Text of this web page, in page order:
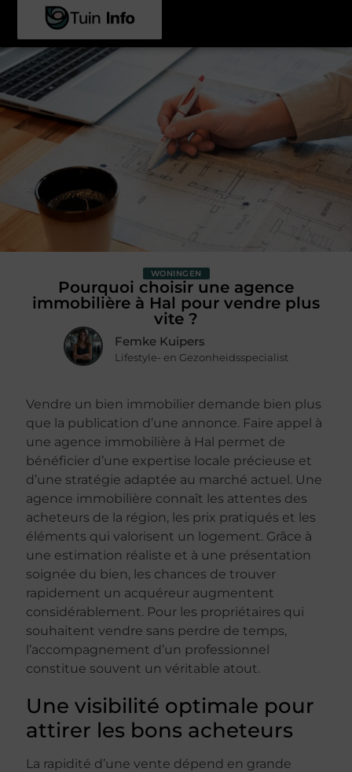
WONINGEN
Pourquoi choisir une agence
immobilière à Hal pour vendre plus
vite ?
Femke Kuipers
Lifestyle- en Gezonheidsspecialist
Vendre un bien immobilier demande bien plus
que la publication d’une annonce. Faire appel à
une agence immobilière à Hal permet de
bénéficier d’une expertise locale précieuse et
d’une stratégie adaptée au marché actuel. Une
agence immobilière connaît les attentes des
acheteurs de la région, les prix pratiqués et les
éléments qui valorisent un logement. Grâce à
une estimation réaliste et à une présentation
soignée du bien, les chances de trouver
rapidement un acquéreur augmentent
considérablement. Pour les propriétaires qui
souhaitent vendre sans perdre de temps,
l’accompagnement d’un professionnel
constitue souvent un véritable atout.
Une visibilité optimale pour
attirer les bons acheteurs
La rapidité d’une vente dépend en grande